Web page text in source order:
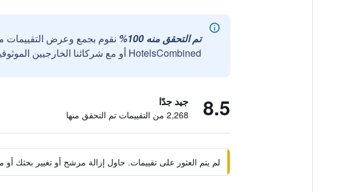
تم التحقق منه 100%
نقوم بجمع وعرض التقييمات
HotelsCombined أو مع شركائنا الخارجيين الموثوقين.
8.5 جيد جدًا
2,268 من التقييمات تم التحقق منها
لم يتم العثور على تقييمات. حاول إزالة مرشح أو تغيير بحثك